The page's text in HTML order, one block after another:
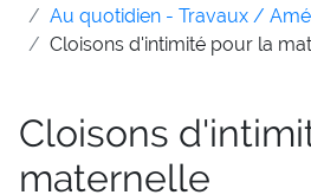
Au quotidien - Travaux /
Cloisons d'intimité pour la
Cloisons
maternelle